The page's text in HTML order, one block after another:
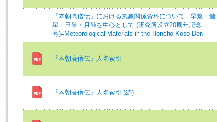
『本朝高僧伝』における気象関係資料について : 旱魃・彗
星・日蝕・月蝕を中心として (研究所設立20周年記念
号)=Meteorological Materials in the Honcho Koso Den
『本朝高僧伝』人名索引
『本朝高僧伝』人名索引 (続)